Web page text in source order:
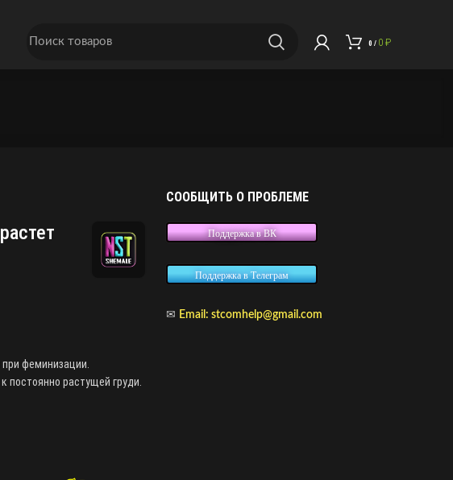
0 / 0 ₽
при феминизации.
постоянно растущей груди.
СООБЩИТЬ О ПРОБЛЕМЕ
Поддержка в ВК
Поддержка в Телеграм
✉ Email: stcomhelp@gmail.com